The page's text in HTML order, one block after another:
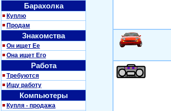
Барахолка
Куплю
Продам
Знакомства
Он ищет Ее
Она ищет Его
Работа
Требуются
Ищу работу
Компьютеры
Купля - продажа